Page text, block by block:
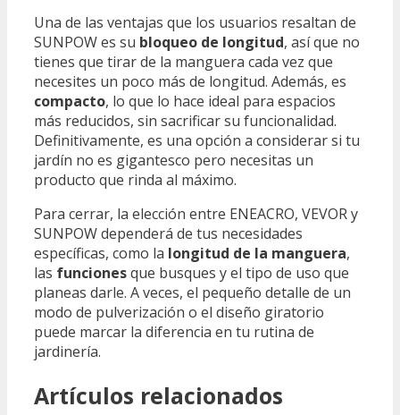
Una de las ventajas que los usuarios resaltan de
SUNPOW es su bloqueo de longitud, así que no
tienes que tirar de la manguera cada vez que
necesites un poco más de longitud. Además, es
compacto, lo que lo hace ideal para espacios
más reducidos, sin sacrificar su funcionalidad.
Definitivamente, es una opción a considerar si tu
jardín no es gigantesco pero necesitas un
producto que rinda al máximo.
Para cerrar, la elección entre ENEACRO, VEVOR y
SUNPOW dependerá de tus necesidades
específicas, como la longitud de la manguera,
las funcionesque busques y el tipo de uso que
planeas darle. A veces, el pequeño detalle de un
modo de pulverización o el diseño giratorio
puede marcar la diferencia en tu rutina de
jardinería.
Artículos relacionados